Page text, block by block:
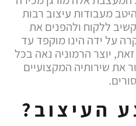
מעבודות עיצוב רבות
ללקוח ולהפנים את
על ידה הינו מוקפד עד
יוצר הרמוניה נאה בכל
את שירותיה המקצועיים
העיצוב?